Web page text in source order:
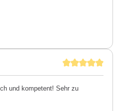
und kompetent! Sehr zu